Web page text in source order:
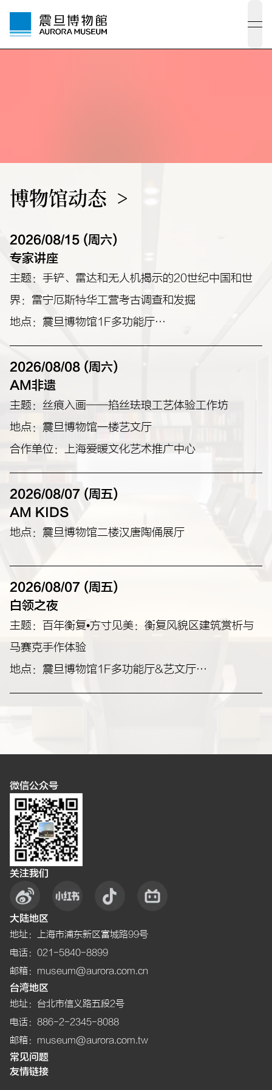
博物馆动态
2026/08/15 (周六)
专家讲座
主题：手铲、雷达和无人机揭示的20世纪中国和世
界：雷宁厄斯特华工营考古调查和发掘
地点：震旦博物馆1F多功能厅
主讲人：徐坚
2026/08/08 (周六)
AM非遗
主题：丝痕入画——掐丝珐琅工艺体验工作坊
地点：震旦博物馆一楼艺文厅
合作单位：上海爱暖文化艺术推广中心
2026/08/07 (周五)
AM KIDS
地点：震旦博物馆二楼汉唐陶俑展厅
2026/08/07 (周五)
白领之夜
主题：百年衡复•方寸见美：衡复风貌区建筑赏析与
马赛克手作体验
地点：震旦博物馆1F多功能厅&艺文厅
合作单位：衡复历史文化风貌区
微信公众号
关注我们
大陆地区
地址：
上海市浦东新区富城路99号
电话：021-5840-8899
邮箱：museum@aurora.com.cn
台湾地区
地址： 台北市信义路五段2号
电话：886-2-2345-8088
邮箱：museum@aurora.com.tw
常见问题
友情链接